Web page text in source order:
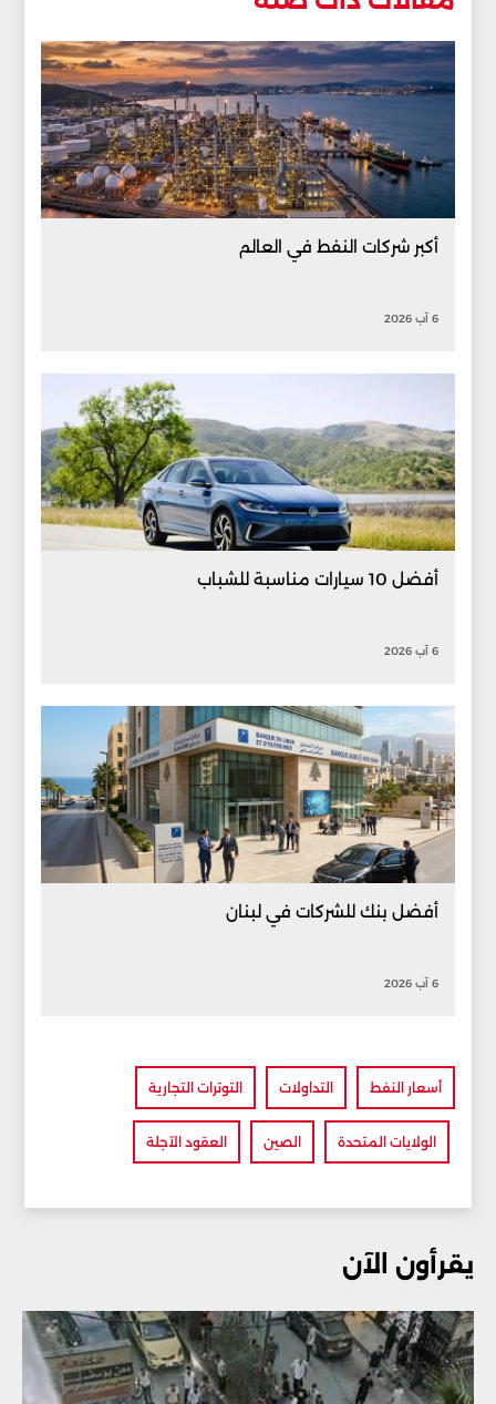
أكبر شركات النفط في العالم
6 آب 2026
أفضل 10 سيارات مناسبة للشباب
6 آب 2026
أفضل بنك للشركات في لبنان
6 آب 2026
أسعار النفط التداولات التوترات التجارية
الولايات المتحدة الصين العقود الآجلة
يقرأون الآن